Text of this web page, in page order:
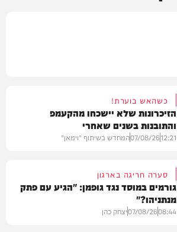
כשהאש בוערת!
הזיכרונות שלא יישכחו מהקעמפ
והתובנות בשנים שאחרי
12:21
07/08/26המחדש בשיתוף "וימאן"
סערה חריגה בארגון
גורמים במוסד נגד גופמן: "הגיע עם פתק
מנתניהו?"
08:44
07/08/26יצחק כהן